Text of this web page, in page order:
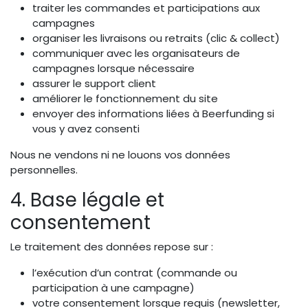
traiter les commandes et participations aux
campagnes
organiser les livraisons ou retraits (clic & collect)
communiquer avec les organisateurs de
campagnes lorsque nécessaire
assurer le support client
améliorer le fonctionnement du site
envoyer des informations liées à Beerfunding si
vous y avez consenti
Nous ne vendons ni ne louons vos données
personnelles.
4. Base légale et
consentement
Le traitement des données repose sur :
l’exécution d’un contrat (commande ou
participation à une campagne)
votre consentement lorsque requis (newsletter,